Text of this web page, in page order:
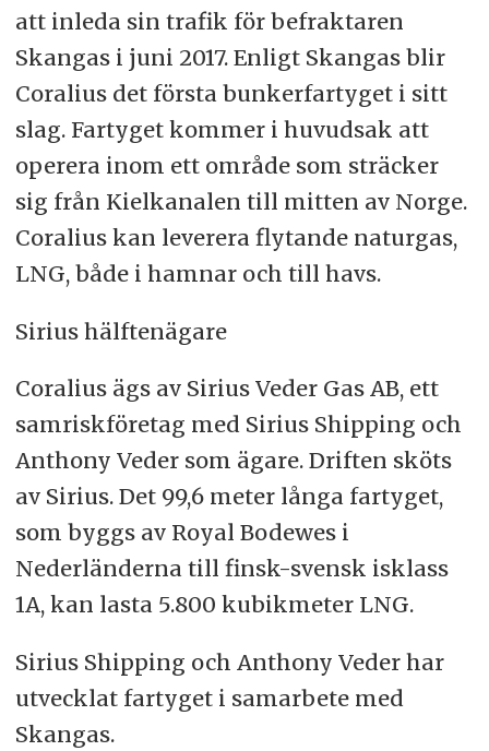
att inleda sin trafik för befraktaren
Skangas i juni 2017. Enligt Skangas blir
Coralius det första bunkerfartyget i sitt
slag. Fartyget kommer i huvudsak att
operera inom ett område som sträcker
sig från Kielkanalen till mitten av Norge.
Coralius kan leverera flytande naturgas,
LNG, både i hamnar och till havs.
Sirius hälftenägare
Coralius ägs av Sirius Veder Gas AB, ett
samriskföretag med Sirius Shipping och
Anthony Veder som ägare. Driften sköts
av Sirius. Det 99,6 meter långa fartyget,
som byggs av Royal Bodewes i
Nederländerna till finsk-svensk isklass
1A, kan lasta 5.800 kubikmeter LNG.
Sirius Shipping och Anthony Veder har
utvecklat fartyget i samarbete med
Skangas.